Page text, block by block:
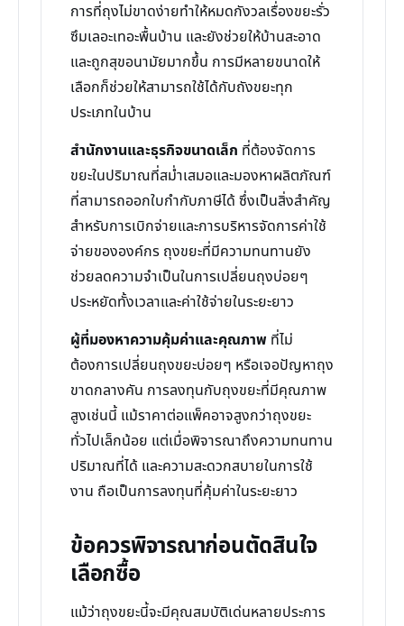
การที่ถุงไม่ขาดง่ายทำให้หมดกังวลเรื่องขยะรั่ว
ซึมเลอะเทอะพื้นบ้าน และยังช่วยให้บ้านสะอาด
และถูกสุขอนามัยมากขึ้น การมีหลายขนาดให้
เลือกก็ช่วยให้สามารถใช้ได้กับถังขยะทุก
ประเภทในบ้าน
สำนักงานและธุรกิจขนาดเล็ก ที่ต้องจัดการ
ขยะในปริมาณที่สม่ำเสมอและมองหาผลิตภัณฑ์
ที่สามารถออกใบกำกับภาษีได้ ซึ่งเป็นสิ่งสำคัญ
สำหรับการเบิกจ่ายและการบริหารจัดการค่าใช้
จ่ายขององค์กร ถุงขยะที่มีความทนทานยัง
ช่วยลดความจำเป็นในการเปลี่ยนถุงบ่อยๆ
ประหยัดทั้งเวลาและค่าใช้จ่ายในระยะยาว
ผู้ที่มองหาความคุ้มค่าและคุณภาพ ที่ไม่
ต้องการเปลี่ยนถุงขยะบ่อยๆ หรือเจอปัญหาถุง
ขาดกลางคัน การลงทุนกับถุงขยะที่มีคุณภาพ
สูงเช่นนี้ แม้ราคาต่อแพ็คอาจสูงกว่าถุงขยะ
ทั่วไปเล็กน้อย แต่เมื่อพิจารณาถึงความทนทาน
ปริมาณที่ได้ และความสะดวกสบายในการใช้
งาน ถือเป็นการลงทุนที่คุ้มค่าในระยะยาว
ข้อควรพิจารณาก่อนตัดสินใจ
เลือกซื้อ
แม้ว่าถุงขยะนี้จะมีคุณสมบัติเด่นหลายประการ